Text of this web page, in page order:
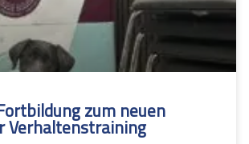
zum neuen
Verhaltenstraining